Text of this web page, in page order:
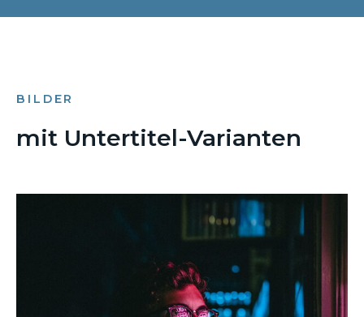
BILDER
mit Untertitel-Varianten